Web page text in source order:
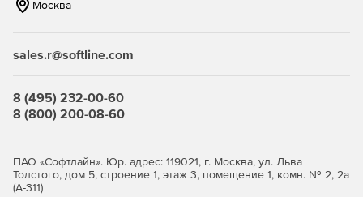
Москва
sales.r@softline.com
8 (495) 232-00-60
8 (800) 200-08-60
ПАО «Софтлайн». Юр. адрес: 119021, г. Москва, ул. Льва
Толстого, дом 5, строение 1, этаж 3, помещение 1, комн. № 2, 2а
(А-311)